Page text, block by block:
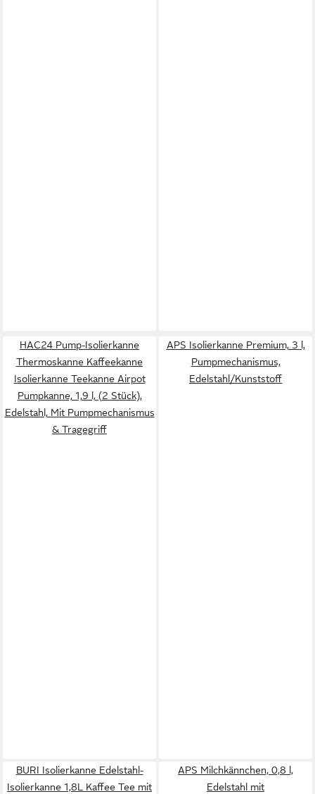
HAC24 Pump-Isolierkanne
Thermoskanne Kaffeekanne
Isolierkanne Teekanne Airpot
Pumpkanne, 1,9 l, (2 Stück),
Edelstahl, Mit Pumpmechanismus
& Tragegriff
APS Isolierkanne Premium, 3 l,
Pumpmechanismus,
Edelstahl/Kunststoff
BURI Isolierkanne Edelstahl-
Isolierkanne 1,8L Kaffee Tee mit
APS Milchkännchen, 0,8 l,
Edelstahl mit